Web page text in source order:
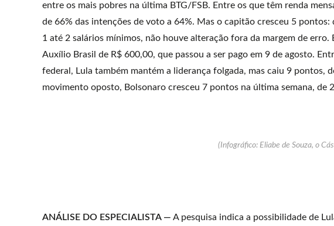
entre os mais pobres na última BTG/FSB. Entre os que têm renda
de 66% das intenções de voto a 64%. Mas o capitão cresceu 5
1 até 2 salários mínimos, não houve alteração fora da margem de
Auxílio Brasil de R$ 600,00, que passou a ser pago em 9 de agosto.
federal, Lula também mantém a liderança folgada, mas caiu 9 pontos,
movimento oposto, Bolsonaro cresceu 7 pontos na última semana, de
(Infográfico: Eliabe de Souza, o
ANÁLISE DO ESPECIALISTA — A pesquisa indica a possibilidade de